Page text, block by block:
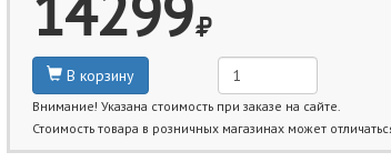
В корзину
Внимание! Указана стоимость при заказе на сайте.
Стоимость товара в розничных магазинах может